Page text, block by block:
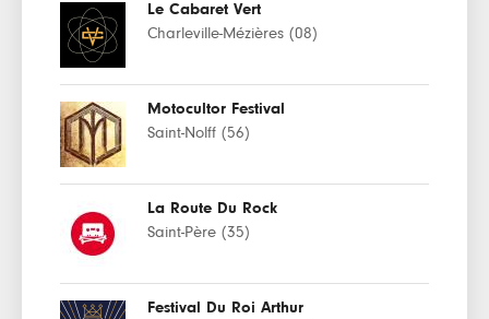
Le Cabaret Vert
Charleville-Mézières (08)
Motocultor Festival
Saint-Nolff (56)
La Route Du Rock
Saint-Père (35)
Festival Du Roi Arthur